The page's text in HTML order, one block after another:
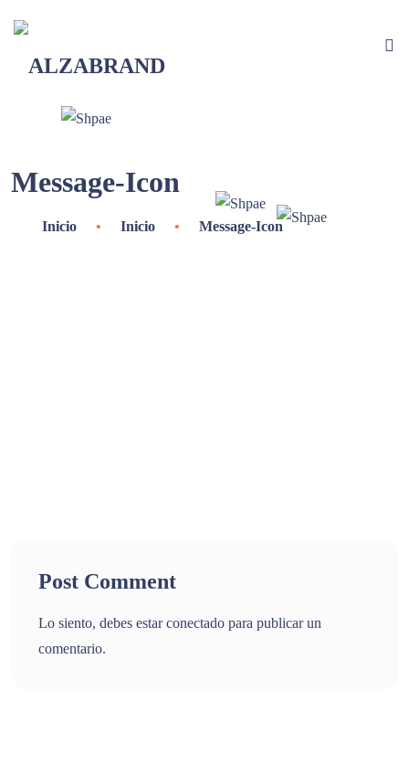
Message-Icon
Inicio • Inicio • Message-Icon
Post Comment
Lo siento, debes estarconectado para publicar un
comentario.